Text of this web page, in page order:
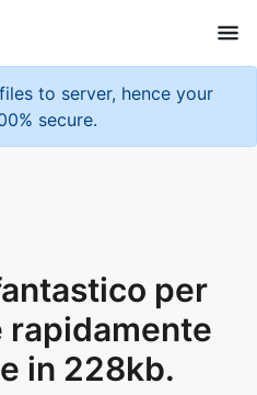
to server, hence your
secure.
in 228kb.
online.